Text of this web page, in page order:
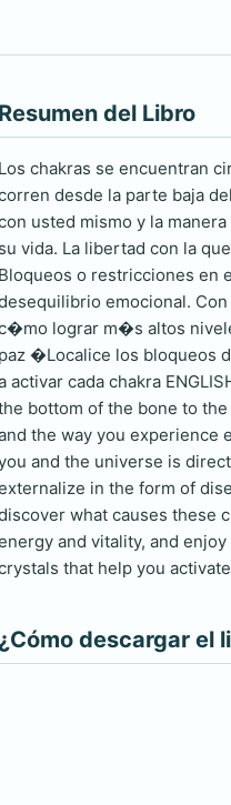
Resumen del Libro
Los chakras se encuentran
desde la parte baja
usted mismo y la
su vida. La libertad con la
Bloqueos o restricciones en
emocional.
lograr m�s altos
paz �Localice los bloqueos
activar cada chakra
bottom of the bone to
the way you experience
and the universe is
in the form of
what causes these
and vitality, and
that help you
¿Cómo descargar el